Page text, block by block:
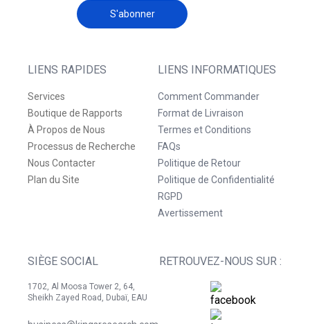
LIENS RAPIDES
Services
Boutique de Rapports
À Propos de Nous
Processus de Recherche
Nous Contacter
Plan du Site
LIENS INFORMATIQUES
Comment Commander
Format de Livraison
Termes et Conditions
FAQs
Politique de Retour
Politique de Confidentialité
RGPD
Avertissement
SIÈGE SOCIAL
1702, Al Moosa Tower 2, 64,
Sheikh Zayed Road, Dubaï, EAU
RETROUVEZ-NOUS SUR :
S'abonner